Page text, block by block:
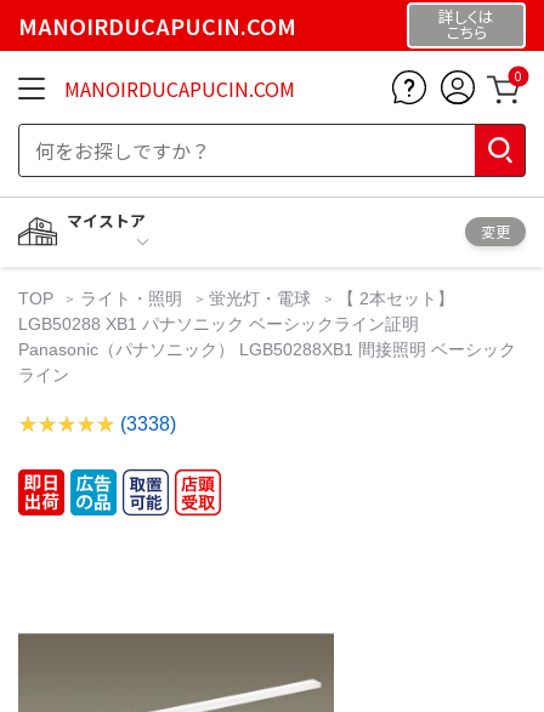
MANOIRDUCAPUCIN.COM 詳しくは
こちら
MANOIRDUCAPUCIN.COM 0
マイストア
変更
TOP ライト・照明 蛍光灯・電球
【 2本セット】
LGB50288 XB1 パナソニック ベーシックライン証明
Panasonic（パナソニック） LGB50288XB1 間接照明 ベーシック
ライン
(3338)